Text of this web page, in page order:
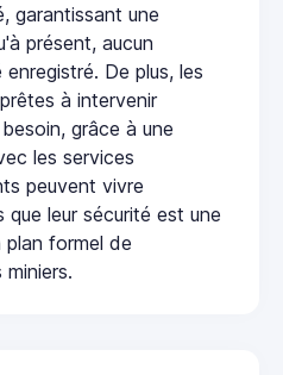
garantissant une
présent, aucun
De plus, les
à intervenir
grâce à une
les services
peuvent vivre
leur sécurité est une
plan formel de